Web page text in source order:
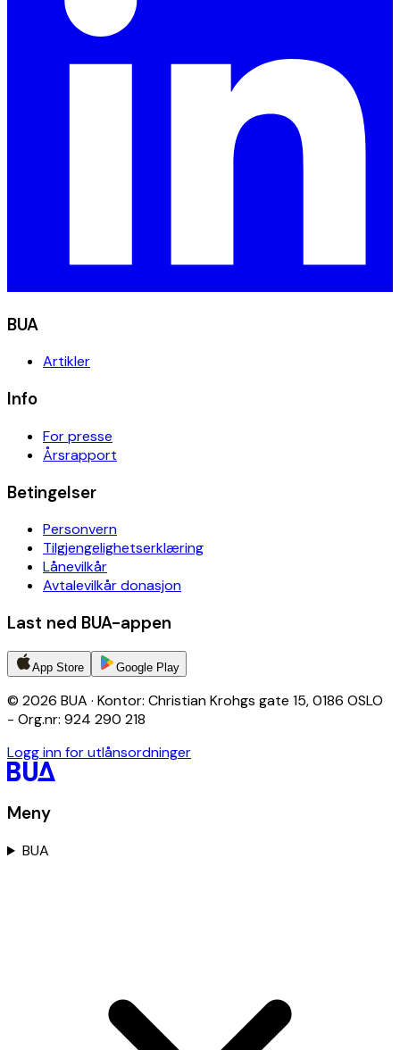
BUA
Artikler
Info
For presse
Årsrapport
Betingelser
Personvern
Tilgjengelighetserklæring
Lånevilkår
Avtalevilkår donasjon
Last ned BUA-appen
App Store Google Play
© 2026 BUA · Kontor: Christian Krohgs gate 15, 0186 OSLO
- Org.nr: 924 290 218
Logg inn for utlånsordninger
Meny
BUA